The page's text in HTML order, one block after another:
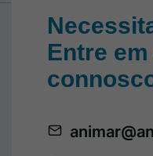
Entre